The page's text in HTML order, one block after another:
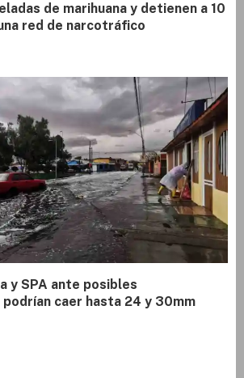
de marihuana y detienen a 10
red de narcotráfico
y SPA ante posibles
caer hasta 24 y 30mm